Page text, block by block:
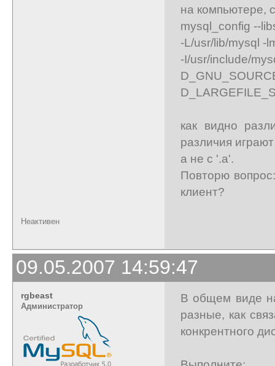
на компьютере,
mysql_config --
-L/usr/lib/mysql -
-I/usr/include/
как видно
различия
а не с '.a'.
Повторю
клиент?
Неактивен
09.05.2007 14:59:47
rgbeast
Администратор
В общем виде
разные, как
конкрентного